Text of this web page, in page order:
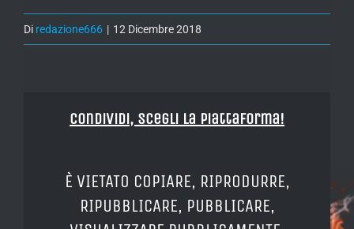
Di redazione666 | 12 Dicembre 2018
Condividi, Scegli la piattaforma!
È VIETATO COPIARE, RIPRODURRE,
RIPUBBLICARE, PUBBLICARE,